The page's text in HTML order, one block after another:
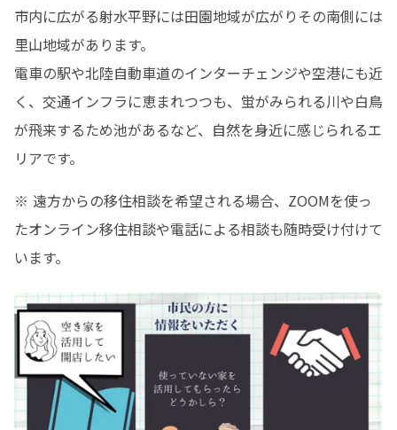
市内に広がる射水平野には田園地域が広がりその南側には
里山地域があります。
電車の駅や北陸自動車道のインターチェンジや空港にも近
く、交通インフラに恵まれつつも、蛍がみられる川や白鳥
が飛来するため池があるなど、自然を身近に感じられるエ
リアです。
※ 遠方からの移住相談を希望される場合、ZOOMを使っ
たオンライン移住相談や電話による相談も随時受け付けて
います。